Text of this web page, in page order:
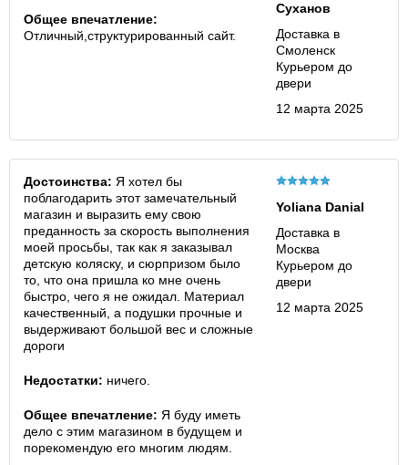
Общее впечатление:
Отличный,структурированный сайт.
Суханов
Доставка в
Смоленск
Курьером до
двери
12 марта 2025
Достоинства: Я хотел бы
поблагодарить этот замечательный
магазин и выразить ему свою
преданность за скорость выполнения
моей просьбы, так как я заказывал
детскую коляску, и сюрпризом было
то, что она пришла ко мне очень
быстро, чего я не ожидал. Материал
качественный, а подушки прочные и
выдерживают большой вес и сложные
дороги
Недостатки: ничего.
Общее впечатление: Я буду иметь
дело с этим магазином в будущем и
порекомендую его многим людям.
Yoliana Danial
Доставка в
Москва
Курьером до
двери
12 марта 2025